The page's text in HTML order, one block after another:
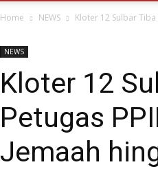
Home NEWS Kloter 12 Sulbar Tiba
NEWS
Kloter 12
Petugas
Jemaah